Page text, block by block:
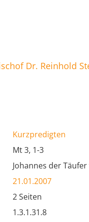
Dr. Reinhold
Kurzpredigten
Mt 3, 1-3
Johannes der
21.01.2007
2 Seiten
1.3.1.31.8